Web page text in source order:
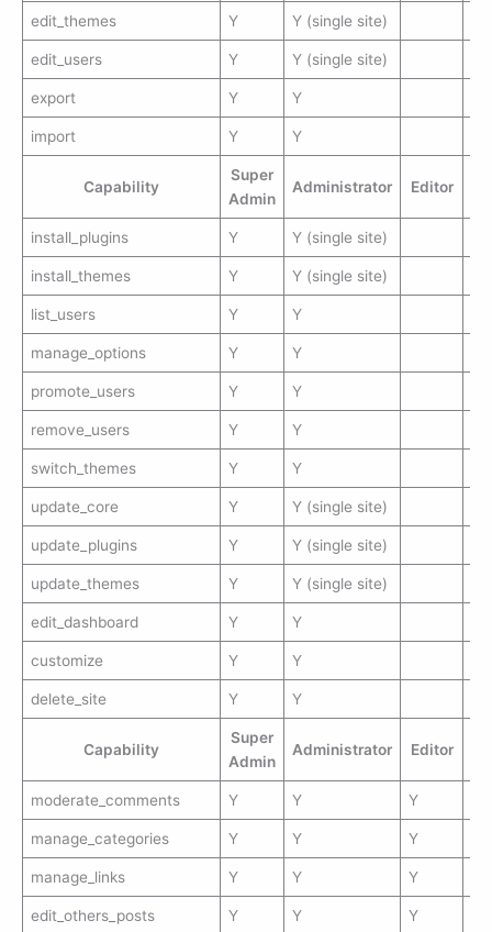
edit_themes Y Y (single site)
edit_users Y Y (single site)
export Y Y
import Y Y
Capability
Super
Admin
Administrator Editor
install_plugins Y Y (single site)
install_themes Y Y (single site)
list_users Y Y
manage_options Y Y
promote_users Y Y
remove_users Y Y
switch_themes Y Y
update_core Y Y (single site)
update_plugins Y Y (single site)
update_themes Y Y (single site)
edit_dashboard Y Y
customize Y Y
delete_site Y Y
Capability
Super
Admin
Administrator Editor
moderate_comments Y Y Y
manage_categories Y Y Y
manage_links Y Y Y
edit_others_posts Y Y Y